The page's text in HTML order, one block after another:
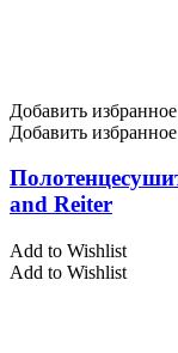
Добавить избранное
Добавить избранное
and Reiter
Add to Wishlist
Add to Wishlist